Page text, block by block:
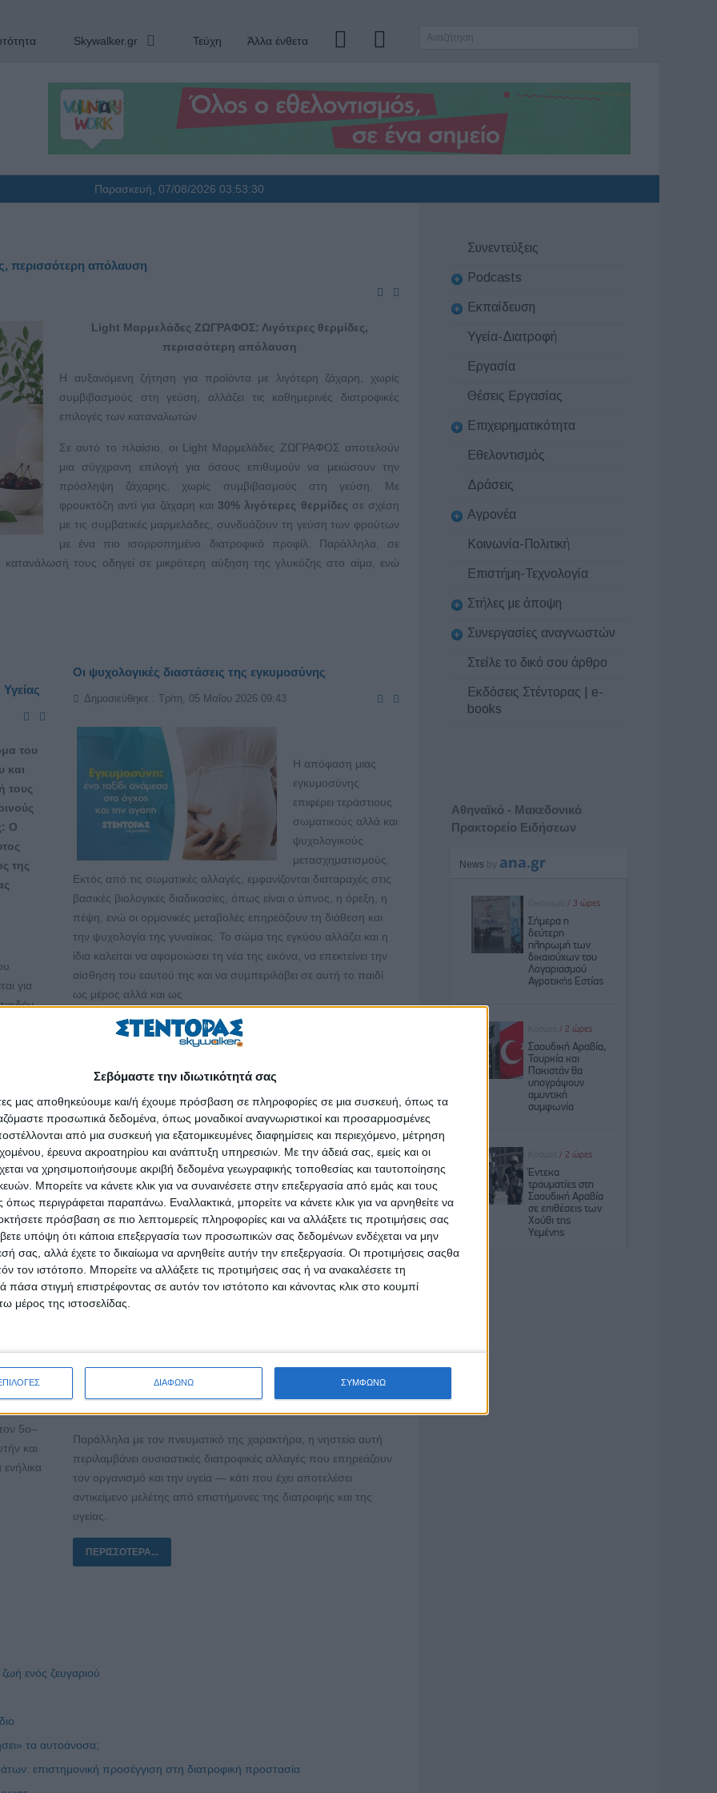
Σεβόμαστε την ιδιωτικότητά σας
μας αποθηκεύουμε και/ή έχουμε πρόσβαση σε πληροφορίες σε μια συσκευή, όπως τα
προσωπικά δεδομένα, όπως μοναδικοί αναγνωριστικοί και προσαρμοσμένες
από μια συσκευή για εξατομικευμένες διαφημίσεις και περιεχόμενο, μέτρηση
έρευνα ακροατηρίου και ανάπτυξη υπηρεσιών. Με την άδειά σας, εμείς και οι
να χρησιμοποιήσουμε ακριβή δεδομένα γεωγραφικής τοποθεσίας και ταυτοποίησης
Μπορείτε να κάνετε κλικ για να συναινέσετε στην επεξεργασία από εμάς και τους
περιγράφεται παραπάνω. Εναλλακτικά, μπορείτε να κάνετε κλικ για να αρνηθείτε να
πρόσβαση σε πιο λεπτομερείς πληροφορίες και να αλλάξετε τις προτιμήσεις σας
υπόψη ότι κάποια επεξεργασία των προσωπικών σας δεδομένων ενδέχεται να μην
σας, αλλά έχετε το δικαίωμα να αρνηθείτε αυτήν την επεξεργασία. Οι προτιμήσεις σαςθα
τον ιστότοπο. Μπορείτε να αλλάξετε τις προτιμήσεις σας ή να ανακαλέσετε τη
στιγμή επιστρέφοντας σε αυτόν τον ιστότοπο και κάνοντας κλικ στο κουμπί
μέρος της ιστοσελίδας.
ΔΙΑΦΩΝΩ ΣΥΜΦΩΝΩ
Skywalker.gr Τεύχη Άλλα ένθετα
Παρασκευή, 07/08/2026 03:53:31
περισσότερη απόλαυση
Light Μαρμελάδες ΖΩΓΡΑΦΟΣ: Λιγότερες θερμίδες,
περισσότερη απόλαυση
Η αυξανόμενη ζήτηση για προϊόντα με λιγότερη ζάχαρη, χωρίς
συμβιβασμούς στη γεύση, αλλάζει τις καθημερινές διατροφικές
επιλογές των καταναλωτών
Σε αυτό το πλαίσιο, οι Light Μαρμελάδες ΖΩΓΡΑΦΟΣ αποτελούν
μια σύγχρονη επιλογή για όσους επιθυμούν να μειώσουν την
πρόσληψη ζάχαρης, χωρίς συμβιβασμούς στη γεύση. Με
φρουκτόζη αντί για ζάχαρη και 30% λιγότερες θερμίδες σε σχέση
με τις συμβατικές μαρμελάδες, συνδυάζουν τη γεύση των φρούτων
με ένα πιο ισορροπημένο διατροφικό προφίλ. Παράλληλα, σε
τους οδηγεί σε μικρότερη αύξηση της γλυκόζης στο αίμα, ενώ
του
και
τους
Ο
της
για
και
Οι ψυχολογικές διαστάσεις της εγκυμοσύνης
Δημοσιεύθηκε : Τρίτη, 05 Μαΐου 2026 09:43
Η απόφαση μιας
εγκυμοσύνης
επιφέρει τεράστιους
σωματικούς αλλά και
ψυχολογικούς
μετασχηματισμούς.
Εκτός από τις σωματικές αλλαγές, εμφανίζονται διαταραχές στις
βασικές βιολογικές διαδικασίες, όπως είναι ο ύπνος, η όρεξη, η
πέψη, ενώ οι ορμονικές μεταβολές επηρεάζουν τη διάθεση και
την ψυχολογία της γυναίκας. Το σώμα της εγκύου αλλάζει και η
ίδια καλείται να αφομοιώσει τη νέα της εικόνα, να επεκτείνει την
αίσθηση του εαυτού της και να συμπεριλάβει σε αυτή το παιδί
ως μέρος αλλά και ως
ΠΕΡΙΣΣΌΤΕΡΑ...
δύο
από
5ο–
και
40 Ημέρες Νηστείας: Τι συμβαίνει πραγματικά στο σώμα
μας;
Δημοσιεύθηκε : Τετάρτη, 11 Μαρτίου 2026 11:54
Η ελληνική ορθόδοξη
νηστεία της Μεγάλης
βαθιά ριζωμένη στην
παράδοση, την
πνευματική ζωή και την καθημερινή πρακτική εκατομμυρίων
Παράλληλα με τον πνευματικό της χαρακτήρα, η νηστεία αυτή
περιλαμβάνει ουσιαστικές διατροφικές αλλαγές που επηρεάζουν
τον οργανισμό και την υγεία — κάτι που έχει αποτελέσει
αντικείμενο μελέτης από επιστήμονες της διατροφής και της
υγείας.
ΠΕΡΙΣΣΌΤΕΡΑ...
ενός ζευγαριού
τα αυτοάνοσα;
επιστημονική προσέγγιση στη διατροφική προστασία
Συνεντεύξεις
Podcasts
Εκπαίδευση
Υγεία-Διατροφή
Εργασία
Θέσεις Εργασίας
Επιχειρηματικότητα
Εθελοντισμός
Δράσεις
Αγρονέα
Κοινωνία-Πολιτική
Επιστήμη-Τεχνολογία
Στήλες με άποψη
Συνεργασίες αναγνωστών
Στείλε το δικό σου άρθρο
Εκδόσεις Στέντορας | e-
books
Αθηναϊκό - Μακεδονικό
Πρακτορείο Ειδήσεων